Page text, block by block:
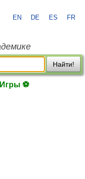
EN DE ES FR
Найти!
Игры ⚽